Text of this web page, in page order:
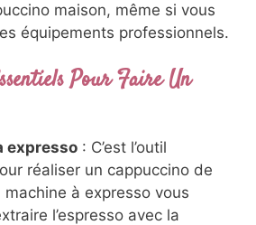
maison, même si vous
équipements professionnels.
Pour Faire Un
expresso : C’est l’outil
réaliser un cappuccino de
machine à expresso vous
l’espresso avec la